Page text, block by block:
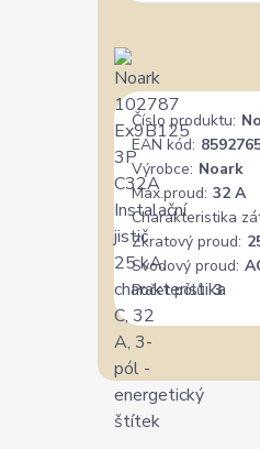
Přidáno 4. srpna
obchod
+ ceny
Číslo produktu:
EAN kód:
Výrobce: Noark
Max.proud: 32 A
Charakteristika
Zkratový proud:
Svodový proud:
Počet pólů: 3